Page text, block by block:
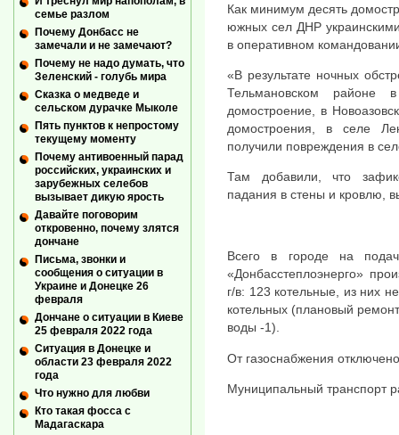
Как минимум десять
южных сел ДНР
в оперативном
«В результате ночных
Тельмановском районе
домостроение, в
домостроения, в селе
получили повреждения в
Там добавили, что
падания в стены и кровлю,
Всего в городе на
«Донбасстеплоэнерго»
г/в: 123 котельные, из них
котельных (плановый
воды -1).
От газоснабжения
Муниципальный транспорт
семье разлом
Почему Донбасс не
замечали и не замечают?
Почему не надо думать, что
Зеленский - голубь мира
Сказка о медведе и
сельском дурачке Мыколе
Пять пунктов к непростому
текущему моменту
Почему антивоенный парад
российских, украинских и
зарубежных селебов
вызывает дикую ярость
Давайте поговорим
откровенно, почему злятся
дончане
Письма, звонки и
сообщения о ситуации в
Украине и Донецке 26
февраля
Дончане о ситуации в Киеве
25 февраля 2022 года
Ситуация в Донецке и
области 23 февраля 2022
года
Что нужно для любви
Кто такая фосса с
Мадагаскара